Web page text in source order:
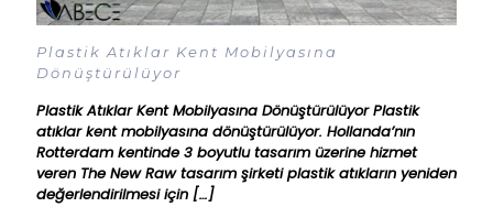
Plastik Atıklar Kent Mobilyasına
Dönüştürülüyor
Plastik Atıklar Kent Mobilyasına Dönüştürülüyor Plastik
atıklar kent mobilyasına dönüştürülüyor. Hollanda’nın
Rotterdam kentinde 3 boyutlu tasarım üzerine hizmet
veren The New Raw tasarım şirketi plastik atıkların yeniden
değerlendirilmesi için […]